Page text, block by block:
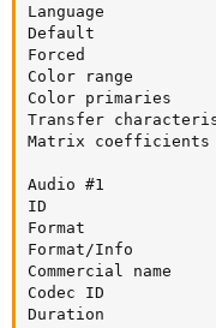
Language
Default
Forced
Color range
Color primaries
Transfer
Matrix
Audio #1
ID
Format
Format/Info
Commercial
Codec ID
Duration